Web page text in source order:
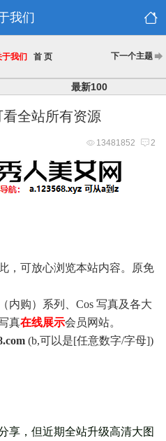
我们
于我们 首 页 下一个主题
最新100
全站所有资源
13481852 2
，可放心浏览本站内容。原免
内购）系列、Cos 写真及各大
真在线展示会员网站。
(b,可以是[任意数字/字母])
享，但近期全站升级高清大图